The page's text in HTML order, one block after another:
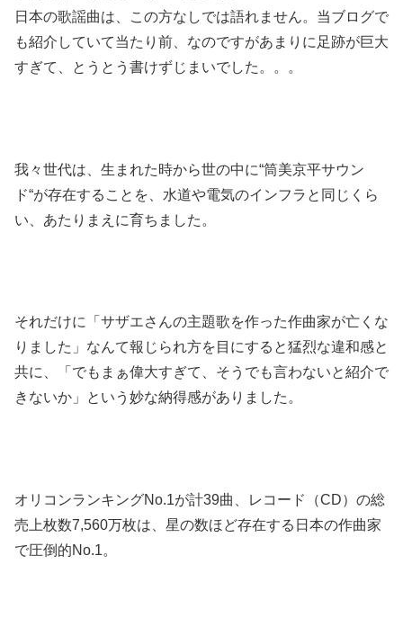
日本の歌謡曲は、この方なしでは語れません。当ブログで
も紹介していて当たり前、なのですがあまりに足跡が巨大
すぎて、とうとう書けずじまいでした。。。
我々世代は、生まれた時から世の中に“筒美京平サウン
ド“が存在することを、水道や電気のインフラと同じくら
い、あたりまえに育ちました。
それだけに「サザエさんの主題歌を作った作曲家が亡くな
りました」なんて報じられ方を目にすると猛烈な違和感と
共に、「でもまぁ偉大すぎて、そうでも言わないと紹介で
きないか」という妙な納得感がありました。
オリコンランキングNo.1が計39曲、レコード（CD）の総
売上枚数7,560万枚は、星の数ほど存在する日本の作曲家
で圧倒的No.1。